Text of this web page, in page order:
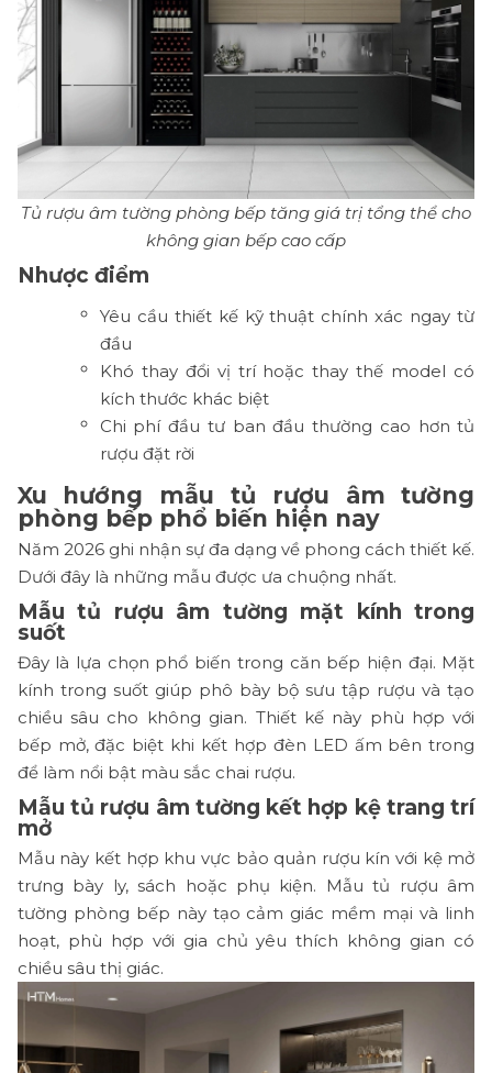
Tủ rượu âm tường phòng bếp tăng giá trị tổng thể cho
không gian bếp cao cấp
Nhược điểm
Yêu cầu thiết kế kỹ thuật chính xác ngay từ
đầu
Khó thay đổi vị trí hoặc thay thế model có
kích thước khác biệt
Chi phí đầu tư ban đầu thường cao hơn tủ
rượu đặt rời
Xu hướng mẫu tủ rượu âm tường
phòng bếp phổ biến hiện nay
Năm 2026 ghi nhận sự đa dạng về phong cách thiết kế.
Dưới đây là những mẫu được ưa chuộng nhất.
Mẫu tủ rượu âm tường mặt kính trong
suốt
Đây là lựa chọn phổ biến trong căn bếp hiện đại. Mặt
kính trong suốt giúp phô bày bộ sưu tập rượu và tạo
chiều sâu cho không gian. Thiết kế này phù hợp với
bếp mở, đặc biệt khi kết hợp đèn LED ấm bên trong
để làm nổi bật màu sắc chai rượu.
Mẫu tủ rượu âm tường kết hợp kệ trang trí
mở
Mẫu này kết hợp khu vực bảo quản rượu kín với kệ mở
trưng bày ly, sách hoặc phụ kiện. Mẫu tủ rượu âm
tường phòng bếp này tạo cảm giác mềm mại và linh
hoạt, phù hợp với gia chủ yêu thích không gian có
chiều sâu thị giác.